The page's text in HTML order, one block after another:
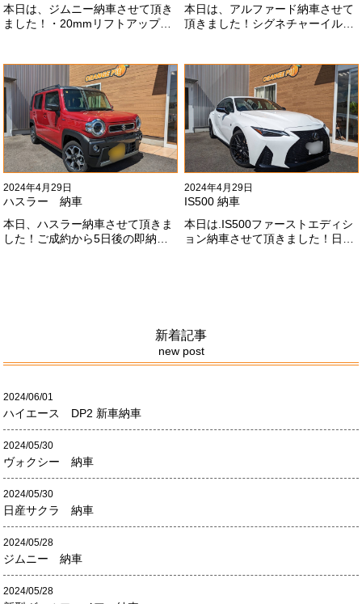
本日は、ジムニー納車させて頂き
ました！・20mmリフトアップ・
させて頂きました！！弊社で、短
期間に何台もご注文ありがどうご
ざいます！！これからもよろしく
お願いします
#x1f647;#x200d;#x2640;#xfe0f;
本日は、アルファード納車させて
頂きました！シグネチャーイル
よろしくお願いします
#x1f647;#x200d;#x2640;#xfe0f;
2024年4月29日
ハスラー 納車
本日、ハスラー納車させて頂きま
した！ご成約から5日後の即納車
2024年4月29日
IS500 納車
本日は.IS500ファーストエディシ
ョン納車させて頂きました！日本
絡ください！
新着記事
new post
2024/06/01
ハイエース DP2 新車納車
2024/05/30
ヴォクシー 納車
2024/05/30
日産サクラ 納車
2024/05/28
ジムニー 納車
2024/05/28